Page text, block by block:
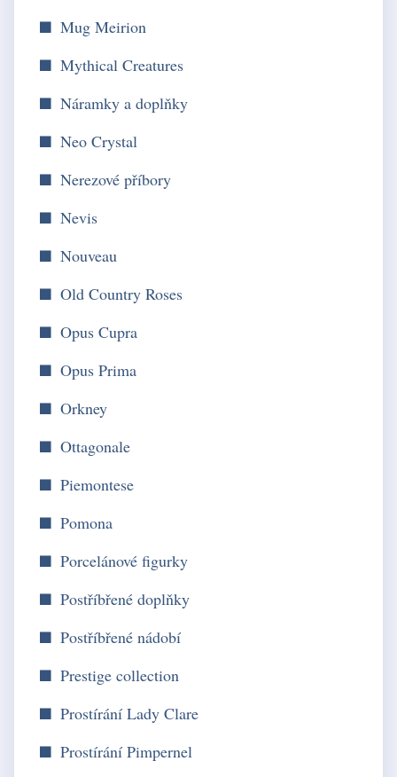
Mug Meirion
Mythical Creatures
Náramky a doplňky
Neo Crystal
Nerezové příbory
Nevis
Nouveau
Old Country Roses
Opus Cupra
Opus Prima
Orkney
Ottagonale
Piemontese
Pomona
Porcelánové figurky
Postříbřené doplňky
Postříbřené nádobí
Prestige collection
Prostírání Lady Clare
Prostírání Pimpernel